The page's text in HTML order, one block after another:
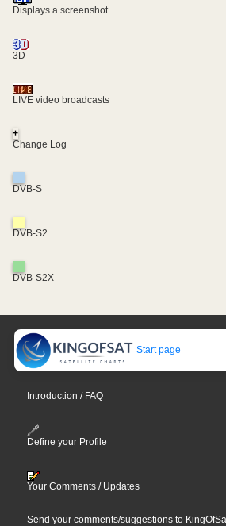
Displays a screenshot
3D
LIVE video broadcasts
+
Change Log
DVB-S
DVB-S2
DVB-S2X
Start page
Introduction / FAQ
Define your Profile
Your Comments / Updates
Send your comments/suggestions to